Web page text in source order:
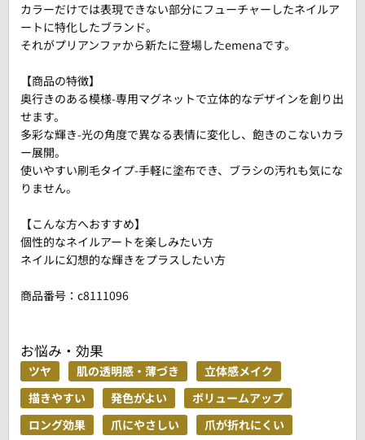
カラーだけでは表現できない部分にフューチャーしたネイルア
ートに特化したブランド。
それがプリアンファから新たに登場したemenaです。
【商品の特徴】
奥行きのある模様-専用マグネットで立体的なデザインを創り出
せます。
多彩な輝き-光の角度で異なる表情に変化し、飽きのこないカラ
ー展開。
使いやすい刷毛タイプ-手軽に塗布でき、ブラシの汚れも気にな
りません。
【こんな方へおすすめ】
個性的なネイルアートを楽しみたい方
ネイルに幻想的な輝きをプラスしたい方
商品番号： c8111096
お悩み・効果
ツヤ 肌の透明感・薄づき
立体感メイク
描きやすい
発色がよい
ボリュームアップ
ロング効果
爪にやさしい 爪が折れにくい